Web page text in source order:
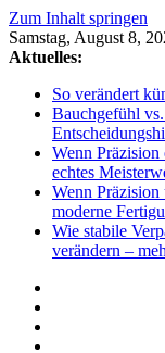
Zum Inhalt springen
Samstag, August 8,
Aktuelles:
So verändert
Bauchgefühl vs.
Wenn Präzision
echtes
Wenn Präzision
moderne
Wie stabile
verändern –